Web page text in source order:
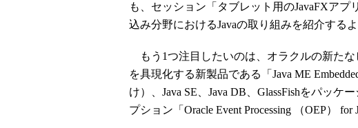
も、セッション「タブレット用のJavaFXア
込み分野におけるJavaの取り組みを紹介する
もう1つ注目したいのは、オラクルの新たな
を具現化する新製品である「Java ME
け）、Java SE、Java DB、GlassFishをパッケ
プション「Oracle Event Processing （OEP） for